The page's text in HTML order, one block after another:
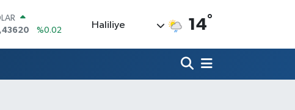
%0.02
%0.18
Haliliye 14°